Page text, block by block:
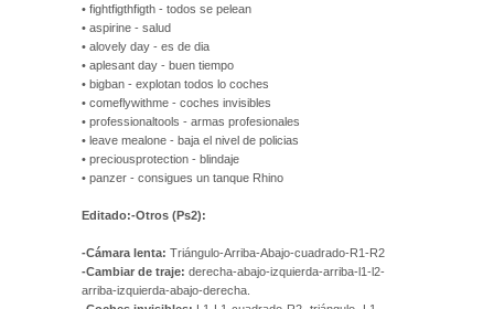
• fightfigthfigth - todos se pelean
• aspirine - salud
• alovely day - es de dia
• aplesant day - buen tiempo
• bigban - explotan todos lo coches
• comeflywithme - coches invisibles
• professionaltools - armas profesionales
• leave mealone - baja el nivel de policias
• preciousprotection - blindaje
• panzer - consigues un tanque Rhino
Editado:-Otros (Ps2):
-Cámara lenta: Triángulo-Arriba-Abajo-cuadrado-R1-R2
-Cambiar de traje: derecha-abajo-izquierda-arriba-l1-l2-
arriba-izquierda-abajo-derecha.